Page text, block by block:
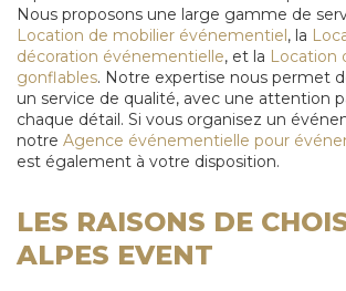
Nous proposons une large gamme de
Location de mobilier événementiel, la
décoration événementielle, et la Location
gonflables. Notre expertise nous permet
un service de qualité, avec une attention
chaque détail. Si vous organisez un
notre Agence événementielle pour
est également à votre disposition.
LES RAISONS DE
ALPES EVENT